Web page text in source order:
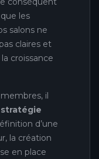
les
salons ne
claires et
croissance
il
stratégie
d’une
la création
en place